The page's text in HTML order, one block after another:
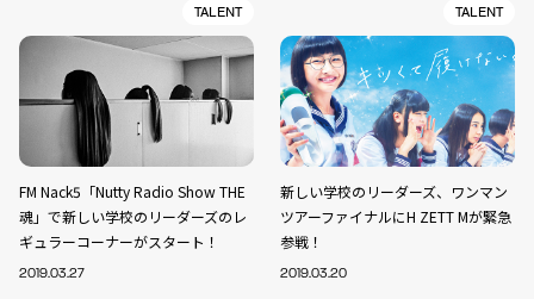
TALENT
FM Nack5「Nutty Radio Show THE
魂」で新しい学校のリーダーズのレ
ギュラーコーナーがスタート！
2019.03.27
TALENT
新しい学校のリーダーズ、ワンマン
ツアーファイナルにH ZETT Mが緊急
参戦！
2019.03.20